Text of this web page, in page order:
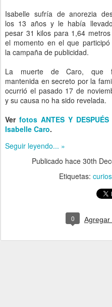
Isabelle sufría de anorezia
los 13 años y le había
pesar 31 kilos para 1,64 metros
el momento en el que participó
la campaña de publicidad.
La muerte de Caro, que
mantenida en secreto por la
ocurrió el pasado 17 de
y su causa no ha sido revelada.
Ver fotos ANTES Y
Isabelle Caro.
Seguir leyendo... »
Publicado hace 30th
Etiquetas:
0 Agregar